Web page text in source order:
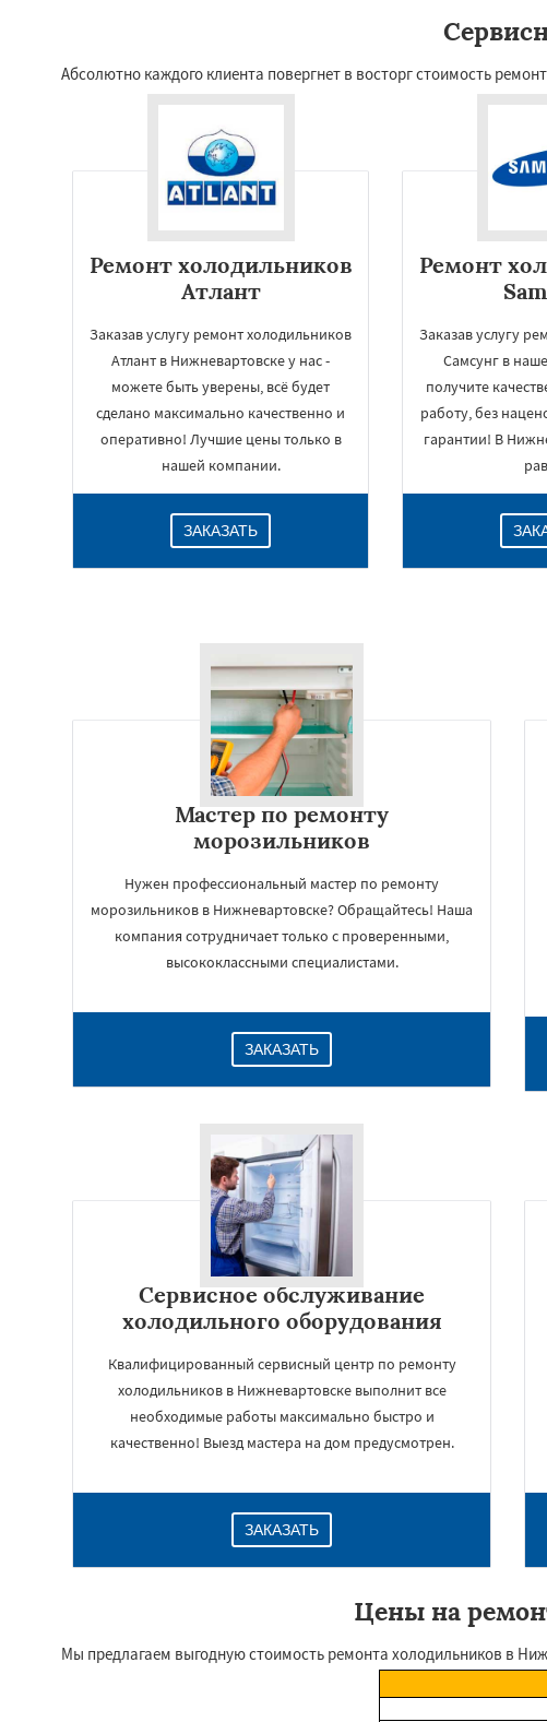
Абсолютно каждого клиента повергнет в восторг стоимость
Ремонт холодильников
Атлант
Заказав услугу ремонт холодильников
Атлант в Нижневартовске у нас -
можете быть уверены, всё будет
сделано максимально качественно и
оперативно! Лучшие цены только в
нашей компании.
ЗАКАЗАТЬ
Ремонт
Заказав услугу
Самсунг в
получите
работу, без
гарантии! В
Мастер по ремонту
морозильников
Нужен профессиональный мастер по ремонту
морозильников в Нижневартовске? Обращайтесь! Наша
компания сотрудничает только с проверенными,
высококлассными специалистами.
ЗАКАЗАТЬ
Сервисное обслуживание
холодильного оборудования
Квалифицированный сервисный центр по ремонту
холодильников в Нижневартовске выполнит все
необходимые работы максимально быстро и
качественно! Выезд мастера на дом предусмотрен.
ЗАКАЗАТЬ
Цены на
Мы предлагаем выгодную стоимость ремонта холодильников в